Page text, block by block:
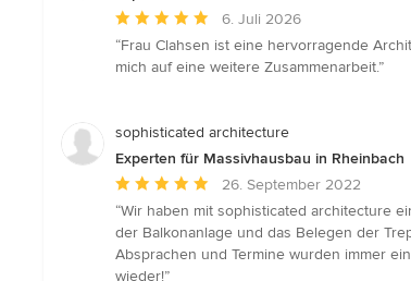
Durchschnittliche
Bewertung:
5
Sternen
6. Juli 2026
“Frau Clahsen ist eine hervorragende
mich auf eine weitere Zusammenarbeit.”
sophisticated architecture
Experten für Massivhausbau in Rheinbach
Durchschnittliche
Bewertung:
5
von
5
26. September 2022
“Wir haben mit sophisticated architecture
der Balkonanlage und das Belegen der
Absprachen und Termine wurden immer
wieder!”